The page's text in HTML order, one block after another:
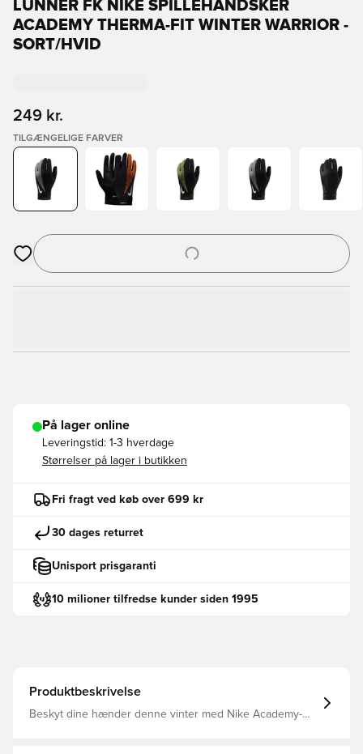
LUNNER FK NIKE SPILLEHANDSKER
ACADEMY THERMA-FIT WINTER WARRIOR -
SORT/HVID
249 kr.
TILGÆNGELIGE FARVER
Åbner en Modal til at logge ind eller tilmelde dig som medlem
På lager online
Leveringstid: 1-3 hverdage
Størrelser på lager i butikken
Fri fragt ved køb over 699 kr
30 dages returret
Unisport prisgaranti
10 milioner tilfredse kunder siden 1995
Produktbeskrivelse
Beskyt dine hænder denne vinter med Nike Academy-